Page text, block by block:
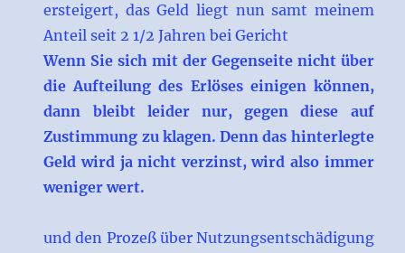
ersteigert, das Geld liegt nun samt meinem
Anteil seit 2 1/2 Jahren bei Gericht
Wenn Sie sich mit der Gegenseite nicht über
die Aufteilung des Erlöses einigen können,
dann bleibt leider nur, gegen diese auf
Zustimmung zu klagen. Denn das hinterlegte
Geld wird ja nicht verzinst, wird also immer
weniger wert.
und den Prozeß über Nutzungsentschädigung